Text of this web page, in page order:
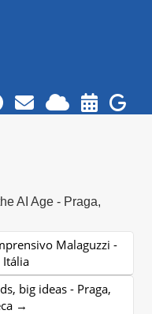
AI Age - Praga,
Malaguzzi -
Itália
big ideas - Praga,
→